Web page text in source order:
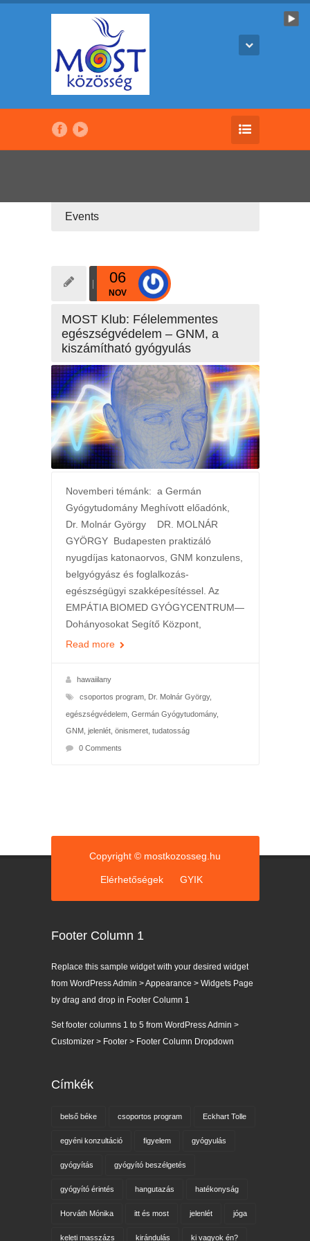
Events
06
NOV
MOST Klub: Félelemmentes
egészségvédelem – GNM, a
kiszámítható gyógyulás
Novemberi témánk: a Germán
Gyógytudomány Meghívott előadónk,
Dr. Molnár György DR. MOLNÁR
GYÖRGY Budapesten praktizáló
nyugdíjas katonaorvos, GNM konzulens,
belgyógyász és foglalkozás-
egészségügyi szakképesítéssel. Az
EMPÁTIA BIOMED GYÓGYCENTRUM—
Dohányosokat Segítő Központ,
Read more
hawaiilany
csoportos program, Dr. Molnár György,
egészségvédelem, Germán Gyógytudomány,
GNM, jelenlét, önismeret, tudatosság
0 Comments
Copyright © mostkozosseg.hu
Elérhetőségek GYIK
Footer Column 1
Replace this sample widget with your desired widget
from WordPress Admin > Appearance > Widgets Page
by drag and drop in Footer Column 1
Set footer columns 1 to 5 from WordPress Admin >
Customizer > Footer > Footer Column Dropdown
Címkék
belső béke csoportos program Eckhart Tolle
egyéni konzultáció figyelem gyógyulás
gyógyítás gyógyító beszélgetés
gyógyító érintés hangutazás hatékonyság
Horváth Mónika itt és most jelenlét jóga
keleti masszázs kirándulás ki vagyok én?